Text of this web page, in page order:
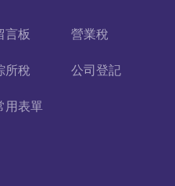
言板 營業稅
所稅 公司登記
用表單